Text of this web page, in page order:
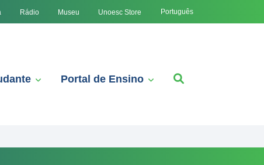
Rádio Museu Unoesc Store Português
Portal de Ensino